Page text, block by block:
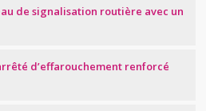
de signalisation routière avec un
d’effarouchement renforcé